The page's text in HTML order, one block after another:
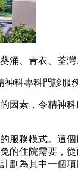
、青衣、荃
科專科門診服
素，令精神
服務模式。
住院需要，
劃為其中一